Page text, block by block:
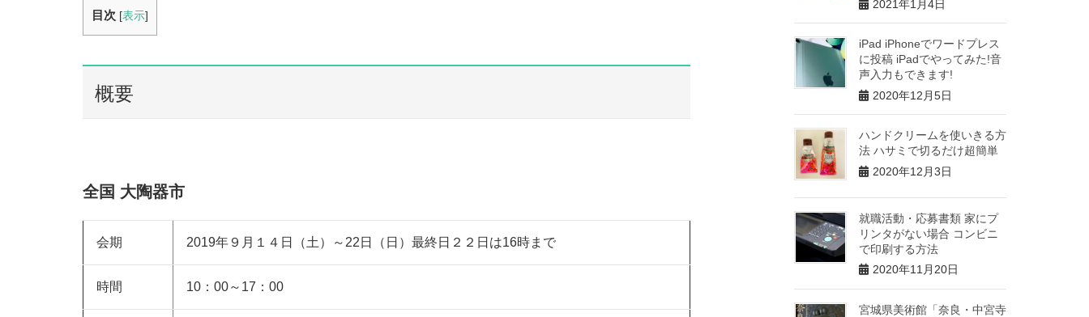
目次 [表示]
概要
全国 大陶器市
会期 2019年９月１４日（土）～22日（日）最終日２２日は16時まで
時間 10：00～17：00
2021年1月4日
iPad iPhoneでワードプレス
に投稿 iPadでやってみた!音
声入力もできます!
2020年12月5日
ハンドクリームを使いきる方
法 ハサミで切るだけ超簡単
2020年12月3日
就職活動・応募書類 家にプ
リンタがない場合 コンビニ
で印刷する方法
2020年11月20日
宮城県美術館「奈良・中宮寺